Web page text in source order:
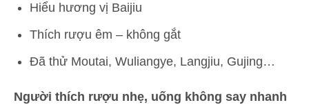
Hiểu hương vị Baijiu
Thích rượu êm – không gắt
Đã thử Moutai, Wuliangye, Langjiu, Gujing…
Người thích rượu nhẹ, uống không say nhanh